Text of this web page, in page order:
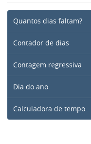
Quantos dias faltam?
Contador de dias
Contagem regressiva
Dia do ano
Calculadora de tempo